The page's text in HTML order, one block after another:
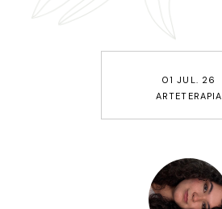
01 JUL. 26
ARTETERAPIA